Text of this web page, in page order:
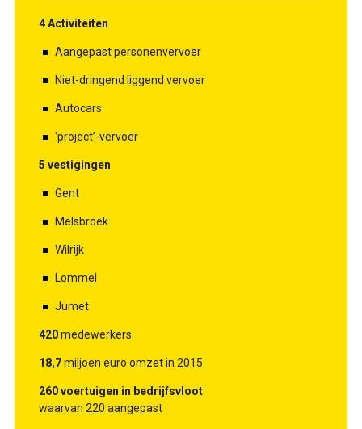
4 Activiteiten
Aangepast personenvervoer
Niet-dringend liggend vervoer
Autocars
‘project’-vervoer
5 vestigingen
Gent
Melsbroek
Wilrijk
Lommel
Jumet
420medewerkers
18,7miljoen euro omzet in 2015
260 voertuigen in bedrijfsvloot
waarvan 220 aangepast